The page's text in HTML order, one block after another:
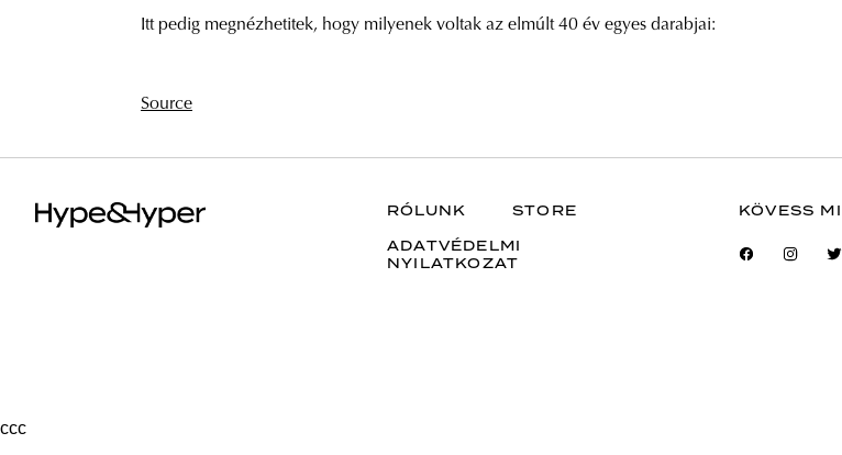
Itt pedig megnézhetitek, hogy milyenek voltak az elmúlt 40 év egyes darabjai:
Source
RÓLUNK STORE
ADATVÉDELMI
NYILATKOZAT
KÖVESS
ссс